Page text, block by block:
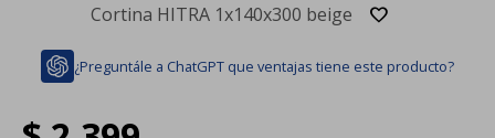
Cortina HITRA 1x140x300 beige
¿Preguntále a ChatGPT que ventajas tiene este producto?